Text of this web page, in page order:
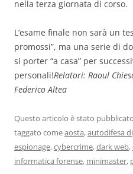
nella terza giornata di corso.
L’esame finale non sarà un
promossi”, ma una serie di
si porter “a casa” per
personali!Relatori: Raoul
Federico Altea
Questo articolo è stato
taggato comeaosta,autodifesa
espionage,cybercrime,dark web,
informatica forense, minimaster,